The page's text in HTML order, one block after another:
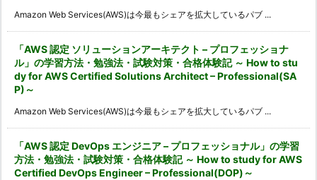
Amazon Web Services(AWS)は今最もシェアを拡大しているパブ ...
「AWS 認定 ソリューションアーキテクト – プロフェッショナ
ル」の学習方法・勉強法・試験対策・合格体験記 ～ How to stu
dy for AWS Certified Solutions Architect – Professional(SA
P)～
Amazon Web Services(AWS)は今最もシェアを拡大しているパブ ...
「AWS 認定 DevOps エンジニア – プロフェッショナル」の学習
方法・勉強法・試験対策・合格体験記 ～ How to study for AWS
Certified DevOps Engineer – Professional(DOP)～